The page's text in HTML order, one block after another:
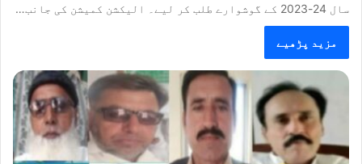
سال 24-2023 کے گوشوارے طلب کر لیے۔ الیکشن کمیشن کی جانب…
مزید پڑھیے